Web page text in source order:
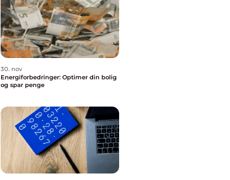
30. nov
Energiforbedringer: Optimer din bolig
og spar penge